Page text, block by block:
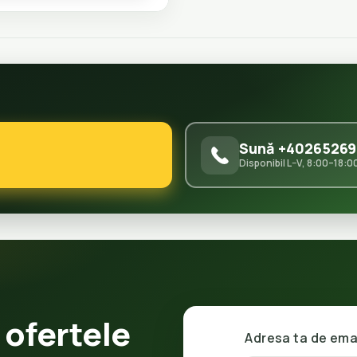
Sună
Disponibil L–V,
ofertele Adresa ta de